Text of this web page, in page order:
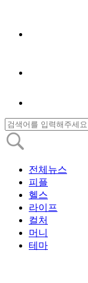
전체뉴스
피플
헬스
라이프
컬처
머니
테마